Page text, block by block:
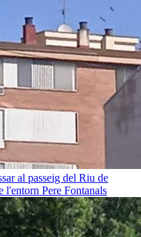
al passeig del Riu de
l'entorn Pere Fontanals